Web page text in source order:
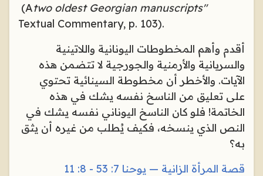
two oldest Georgian manuscripts"
(A
Textual Commentary, p. 103).
أقدم وأهم المخطوطات اليونانية واللاتينية
والسريانية والأرمنية والجورجية لا تتضمن هذه
الآيات. والأخطر أن مخطوطة السينائية تحتوي
على تعليق من الناسخ نفسه يشك في هذه
الخاتمة! فلو كان الناسخ اليوناني نفسه يشك في
النص الذي ينسخه، فكيف يُطلب من غيره أن يثق
به؟
قصة المرأة الزانية — يوحنا 7: 53 - 8: 11